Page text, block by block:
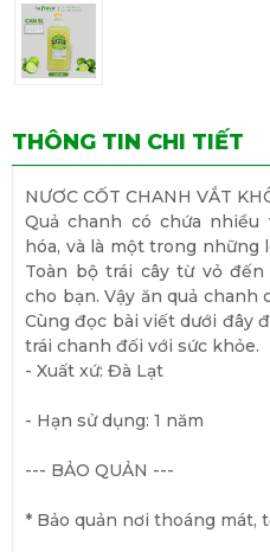
THÔNG TIN CHI TIẾT
NƯƠC CỐT CHANH VẮT
Quả chanh có chứa
hóa, và là một trong những
Toàn bộ trái cây từ vỏ
cho bạn. Vậy ăn quả chanh
Cùng đọc bài viết dưới đây
trái chanh đối với sức khỏe.
- Xuất xứ: Đà Lạt
- Hạn sử dụng: 1 năm
--- BẢO QUẢN ---
* Bảo quản nơi thoáng mát,